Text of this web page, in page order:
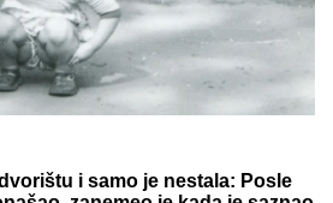
NOĆNE STRAHOVE:Ovo je